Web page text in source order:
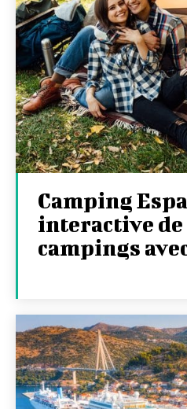
Camping
interactive de
campings